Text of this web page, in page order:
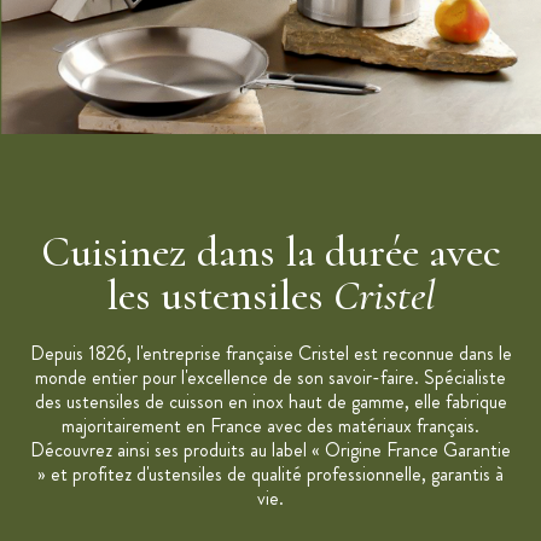
Cuisinez dans la durée avec
les ustensiles Cristel
Depuis 1826, l'entreprise française Cristel est reconnue dans le
monde entier pour l'excellence de son savoir-faire. Spécialiste
des ustensiles de cuisson en inox haut de gamme, elle fabrique
majoritairement en France avec des matériaux français.
Découvrez ainsi ses produits au label « Origine France Garantie
» et profitez d'ustensiles de qualité professionnelle, garantis à
vie.